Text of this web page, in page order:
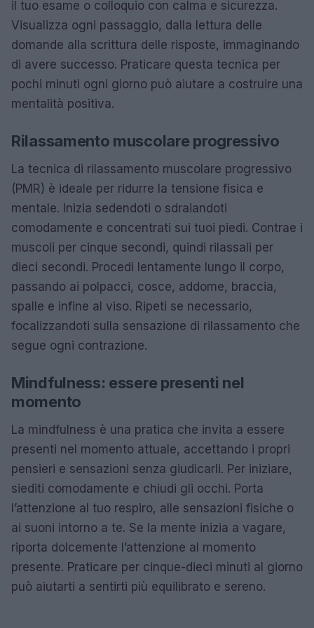
il tuo esame o colloquio con calma e sicurezza.
Visualizza ogni passaggio, dalla lettura delle
domande alla scrittura delle risposte, immaginando
di avere successo. Praticare questa tecnica per
pochi minuti ogni giorno può aiutare a costruire una
mentalità positiva.
Rilassamento muscolare progressivo
La tecnica di rilassamento muscolare progressivo
(PMR) è ideale per ridurre la tensione fisica e
mentale. Inizia sedendoti o sdraiandoti
comodamente e concentrati sui tuoi piedi. Contrae i
muscoli per cinque secondi, quindi rilassali per
dieci secondi. Procedi lentamente lungo il corpo,
passando ai polpacci, cosce, addome, braccia,
spalle e infine al viso. Ripeti se necessario,
focalizzandoti sulla sensazione di rilassamento che
segue ogni contrazione.
Mindfulness: essere presenti nel
momento
La mindfulness è una pratica che invita a essere
presenti nel momento attuale, accettando i propri
pensieri e sensazioni senza giudicarli. Per iniziare,
siediti comodamente e chiudi gli occhi. Porta
l’attenzione al tuo respiro, alle sensazioni fisiche o
ai suoni intorno a te. Se la mente inizia a vagare,
riporta dolcemente l’attenzione al momento
presente. Praticare per cinque-dieci minuti al giorno
può aiutarti a sentirti più equilibrato e sereno.